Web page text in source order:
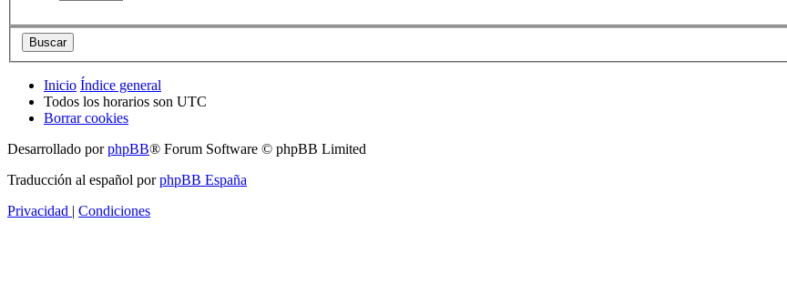
Inicio Índice general
Todos los horarios son UTC
Borrar cookies
Desarrollado porphpBB® Forum Software © phpBB Limited
Traducción al español porphpBB España
Privacidad | Condiciones